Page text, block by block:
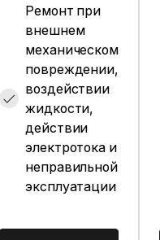
Ремонт при
внешнем
механическом
повреждении,
воздействии
жидкости,
действии
электротока и
неправильной
эксплуатации